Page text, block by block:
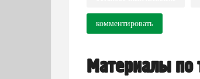
комментировать
Материалы по